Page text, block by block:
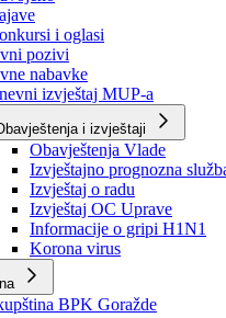
vijesti
i oglasi
pozivi
nabavke
izvještaj MUP-a
Obavještenja i izvještaji
Obavještenja Vlade
Izvještajno prognozna
Izvještaj o radu
Izvještaj OC Uprave
Informacije o gripi H1N1
Korona virus